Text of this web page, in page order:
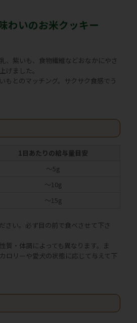
わいのお米クッキー
、紫いも、食物繊維などおなかにやさ
げました。
もとのマッチング。サクサク食感でう
1日あたりの給与量目安
～5g
～10g
～15g
さい。必ず目の前で食べさせて下さ
質・体調によっても異なります。ま
ロリーや愛犬の状態に応じて与えて下